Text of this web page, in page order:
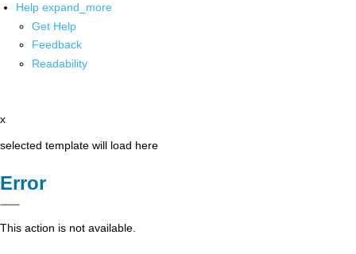
Help expand_more
Get Help
Feedback
Readability
x
selected template will load here
Error
This action is not available.